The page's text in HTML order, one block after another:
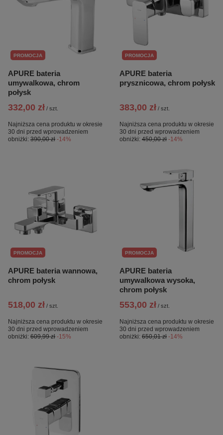
PROMOCJA
APURE bateria
umywalkowa, chrom
połysk
332,00 zł / szt.
Najniższa cena produktu w okresie
30 dni przed wprowadzeniem
obniżki: 390,00 zł -14%
PROMOCJA
APURE bateria
prysznicowa, chrom połysk
383,00 zł / szt.
Najniższa cena produktu w okresie
30 dni przed wprowadzeniem
obniżki: 450,00 zł -14%
PROMOCJA
APURE bateria wannowa,
chrom połysk
518,00 zł / szt.
Najniższa cena produktu w okresie
30 dni przed wprowadzeniem
obniżki: 609,99 zł -15%
PROMOCJA
APURE bateria
umywalkowa wysoka,
chrom połysk
553,00 zł / szt.
Najniższa cena produktu w okresie
30 dni przed wprowadzeniem
obniżki: 650,01 zł -14%